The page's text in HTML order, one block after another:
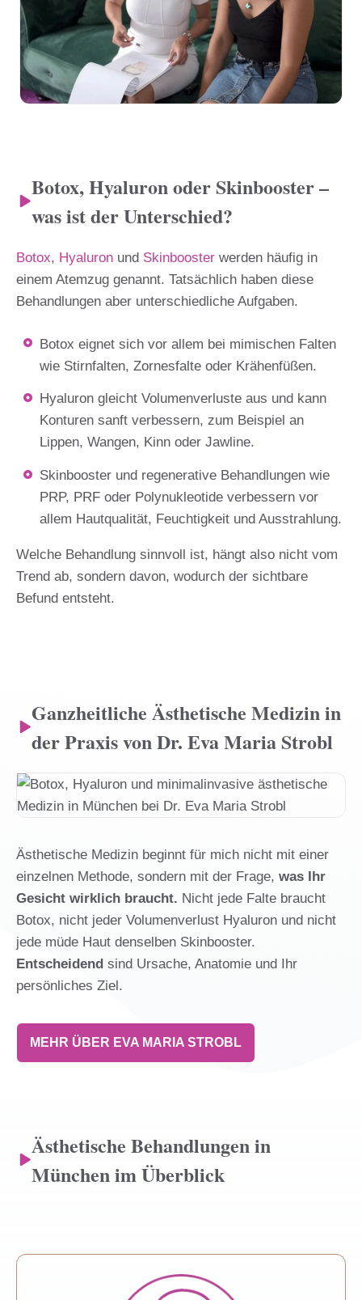
Botox, Hyaluron oder Skinbooster –
was ist der Unterschied?
Botox, Hyaluron und Skinbooster werden häufig in
einem Atemzug genannt. Tatsächlich haben diese
Behandlungen aber unterschiedliche Aufgaben.
Botox eignet sich vor allem bei mimischen Falten
wie Stirnfalten, Zornesfalte oder Krähenfüßen.
Hyaluron gleicht Volumenverluste aus und kann
Konturen sanft verbessern, zum Beispiel an
Lippen, Wangen, Kinn oder Jawline.
Skinbooster und regenerative Behandlungen wie
PRP, PRF oder Polynukleotide verbessern vor
allem Hautqualität, Feuchtigkeit und Ausstrahlung.
Welche Behandlung sinnvoll ist, hängt also nicht vom
Trend ab, sondern davon, wodurch der sichtbare
Befund entsteht.
Ganzheitliche Ästhetische Medizin in
der Praxis von Dr. Eva Maria Strobl
Ästhetische Medizin beginnt für mich nicht mit einer
einzelnen Methode, sondern mit der Frage, was Ihr
Gesicht wirklich braucht. Nicht jede Falte braucht
Botox, nicht jeder Volumenverlust Hyaluron und nicht
jede müde Haut denselben Skinbooster.
Entscheidend sind Ursache, Anatomie und Ihr
persönliches Ziel.
MEHR ÜBER EVA MARIA STROBL
Ästhetische Behandlungen in
München im Überblick